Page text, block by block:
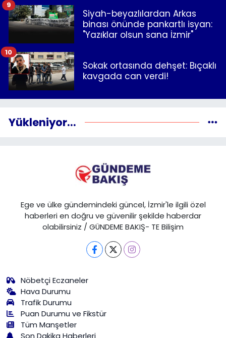
Siyah-beyazlılardan Arkas
binası önünde pankartlı isyan:
"Yazıklar olsun sana İzmir"
9
Sokak ortasında dehşet: Bıçaklı
kavgada can verdi!
10
Yükleniyor...
Ege ve ülke gündemindeki güncel, İzmir'le ilgili özel
haberleri en doğru ve güvenilir şekilde haberdar
olabilirsiniz / GÜNDEME BAKIŞ- TE Bilişim
Nöbetçi Eczaneler
Hava Durumu
Trafik Durumu
Puan Durumu ve Fikstür
Tüm Manşetler
Son Dakika Haberleri